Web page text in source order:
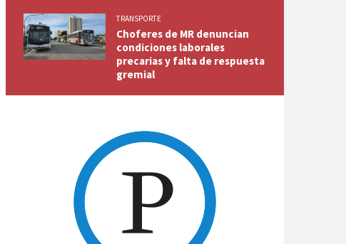
TRANSPORTE
Choferes de MR denuncian
condiciones laborales
precarias y falta de respuesta
gremial